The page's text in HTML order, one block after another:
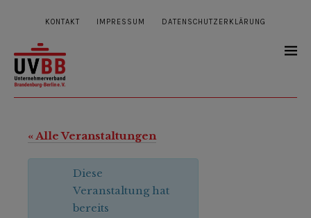
KONTAKT IMPRESSUM DATENSCHUTZERKLÄRUNG
« Alle Veranstaltungen
Diese
Veranstaltung hat
bereits